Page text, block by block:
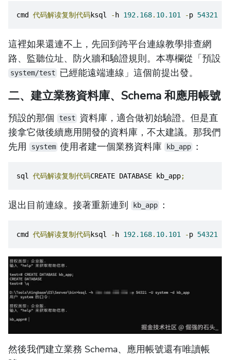
cmd 代码解读复制代码ksql - h 192.168. 10.101 -p 54321
這裡如果還連不上，先回到跨平台連線教學排查網
路、監聽位址、防火牆和驗證規則。本專欄從「預設
system/test 已經能遠端連線」這個前提出發。
二、建立業務資料庫、Schema 和應用帳號
預設的那個 test
資料庫，適合做初始驗證。但是直
接拿它做後續應用開發的資料庫，不太建議。那我們
先用
system 使用者建一個業務資料庫 kb_app ：
sql 代码解读复制代码CREATE DATABASE kb_app;
退出目前連線。接著重新連到 kb_app ：
cmd 代码解读复制代码ksql -h 192.168. 10.101 -p 54321
然後我們建立業務 Schema、應用帳號還有唯讀帳